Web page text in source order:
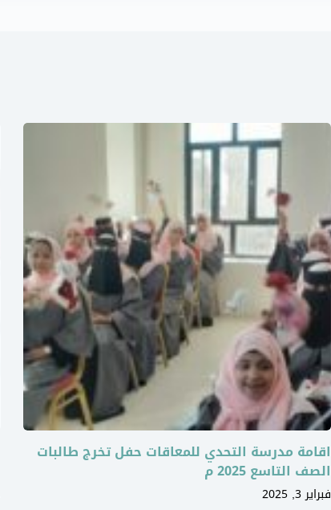
اقامة مدرسة التحدي للمعاقات حفل تخرج طالبات
الصف التاسع 2025 م
فبراير 3, 2025